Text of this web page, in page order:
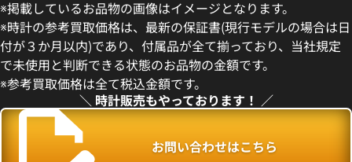
※掲載しているお品物の画像はイメージとなります。
※時計の参考買取価格は、最新の保証書(現行モデルの場合は日
付が３か月以内)であり、付属品が全て揃っており、当社規定
で未使用と判断できる状態のお品物の金額です。
※参考買取価格は全て税込金額です。
＼ 時計販売もやっております！ ／
お問い合わせはこちら